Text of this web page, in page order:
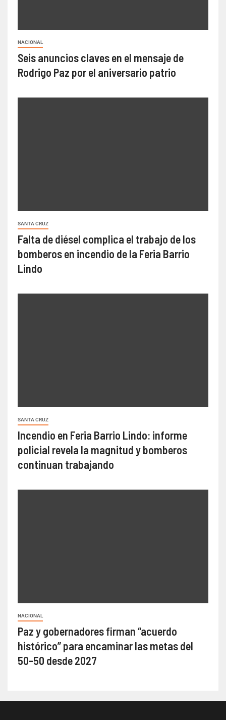
NACIONAL
Seis anuncios claves en el mensaje de
Rodrigo Paz por el aniversario patrio
SANTA CRUZ
Falta de diésel complica el trabajo de los
bomberos en incendio de la Feria Barrio
Lindo
SANTA CRUZ
Incendio en Feria Barrio Lindo: informe
policial revela la magnitud y bomberos
continuan trabajando
NACIONAL
Paz y gobernadores firman “acuerdo
histórico” para encaminar las metas del
50-50 desde 2027